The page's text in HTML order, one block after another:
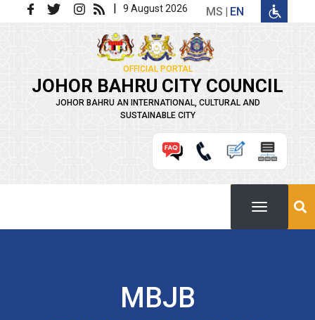
Skip to main content | 9 August 2026 MS EN
OFFICIAL PORTAL
JOHOR BAHRU CITY COUNCIL
JOHOR BAHRU AN INTERNATIONAL, CULTURAL AND
SUSTAINABLE CITY
MBJB